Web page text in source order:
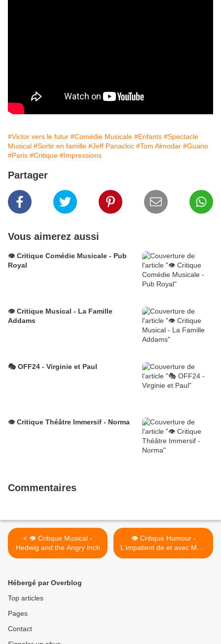
#Victor vers le futur #Comédie Musicale #Enfants #Spectacle
Musical #Sortir en famille #Jeff Panacloc #Tom Almodar #Guano
#Paris #Critique #Impressions
Partager
Vous aimerez aussi
👁️ Critique Comédie Musicale - Pub
Royal
👁️ Critique Musical - La Famille
Addams
🎭 OFF24 - Virginie et Paul
👁️ Critique Théâtre Immersif - Norma
Commentaires
< 👁️ Critique Musical -
Hedwig and the Angry Inch
👁️ Critique Humour -
L'impatient de et avec Marc
Tourneboeuf >
Hébergé par Overblog
Top articles
Pages
Contact